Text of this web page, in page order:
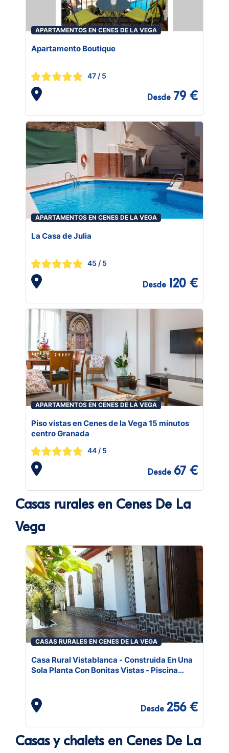
APARTAMENTOS EN CENES DE LA VEGA
Apartamento Boutique
47 / 5
Desde 79 €
APARTAMENTOS EN CENES DE LA VEGA
La Casa de Julia
45 / 5
Desde 120 €
APARTAMENTOS EN CENES DE LA VEGA
Piso vistas en Cenes de la Vega 15 minutos
centro Granada
44 / 5
Desde 67 €
Casas rurales en Cenes De La
Vega
CASAS RURALES EN CENES DE LA VEGA
Casa Rural Vistablanca - Construida En Una
Sola Planta Con Bonitas Vistas - Piscina
Desde 256 €
Casas y chalets en Cenes De La